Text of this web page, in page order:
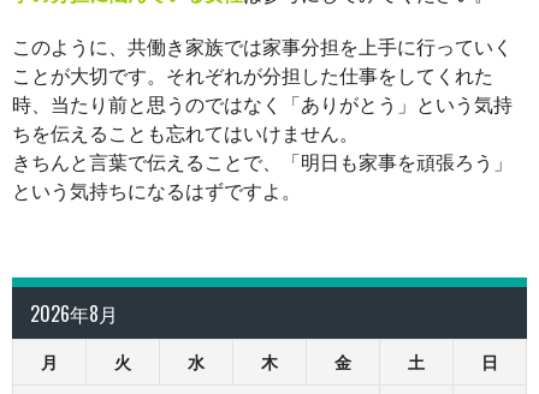
このように、共働き家族では家事分担を上手に行っていく
ことが大切です。それぞれが分担した仕事をしてくれた
時、当たり前と思うのではなく「ありがとう」という気持
ちを伝えることも忘れてはいけません。
きちんと言葉で伝えることで、「明日も家事を頑張ろう」
という気持ちになるはずですよ。
2026年8月
月 火 水 木 金 土 日